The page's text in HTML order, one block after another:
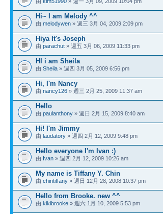
Hi~ I am Melody ^^
由 melodywen » 週三 3月 04, 2009 2:09 pm
Hiya It's Joseph
由 parachut » 週五 3月 06, 2009 11:33 pm
HI i am Sheila
由 Sheila » 週四 3月 05, 2009 6:56 pm
Hi, I'm Nancy
由 nancy126 » 週三 2月 25, 2009 11:37 am
Hello
由 paulanthony » 週日 2月 15, 2009 8:40 am
Hi! I'm Jimmy
由 laudatory » 週四 2月 12, 2009 9:48 pm
Hello everyone I'm Ivan :)
由 Ivan » 週四 2月 12, 2009 10:26 am
My name is Tiffany Y. Chin
由 chintiffany » 週日 12月 28, 2008 10:37 pm
Hello from Brooke. new ^^
由 kikibrooke » 週六 1月 10, 2009 5:53 pm